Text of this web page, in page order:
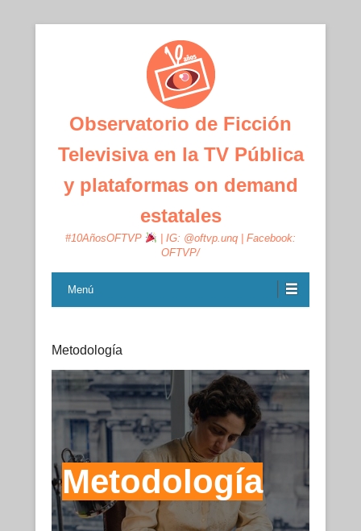
Observatorio de Ficción
Televisiva en la TV Pública
y plataformas on demand
estatales
#10AñosOFTVP
| IG: @oftvp.unq | Facebook:
OFTVP/
Menú
Metodología
Metodología